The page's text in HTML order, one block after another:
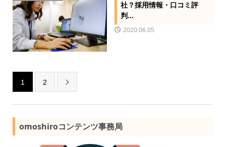
社？採用情報・口コミ評
判...
2020.06.05
1 2 
omoshiroコンテンツ事務局